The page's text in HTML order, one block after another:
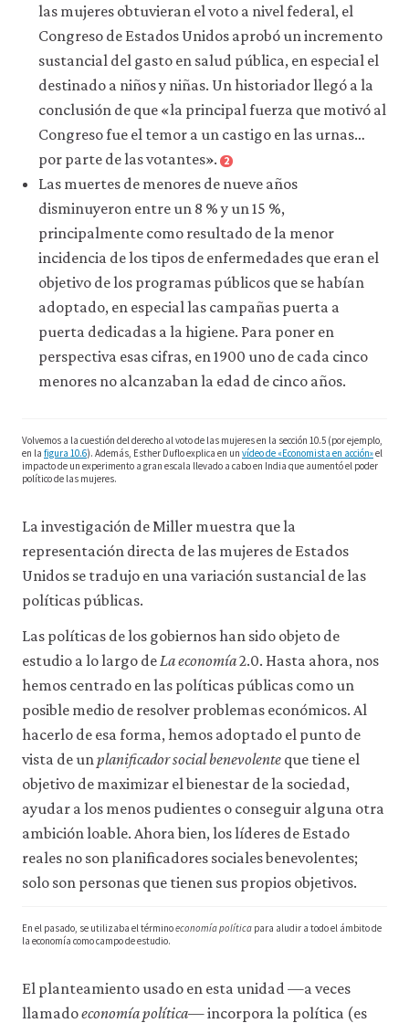
las mujeres obtuvieran el voto a nivel federal, el
Congreso de Estados Unidos aprobó un incremento
sustancial del gasto en salud pública, en especial el
destinado a niños y niñas. Un historiador llegó a la
conclusión de que «la principal fuerza que motivó al
Congreso fue el temor a un castigo en las urnas…
por parte de las votantes». 2
Las muertes de menores de nueve años
disminuyeron entre un 8 % y un 15 %,
principalmente como resultado de la menor
incidencia de los tipos de enfermedades que eran el
objetivo de los programas públicos que se habían
adoptado, en especial las campañas puerta a
puerta dedicadas a la higiene. Para poner en
perspectiva esas cifras, en 1900 uno de cada cinco
menores no alcanzaban la edad de cinco años.
Volvemos a la cuestión del derecho al voto de las mujeres en la sección 10.5 (por ejemplo,
en la figura 10.6). Además, Esther Duflo explica en un vídeo de «Economista en acción»el
impacto de un experimento a gran escala llevado a cabo en India que aumentó el poder
político de las mujeres.
La investigación de Miller muestra que la
representación directa de las mujeres de Estados
Unidos se tradujo en una variación sustancial de las
políticas públicas.
Las políticas de los gobiernos han sido objeto de
estudio a lo largo deLa economía2.0. Hasta ahora, nos
hemos centrado en las políticas públicas como un
posible medio de resolver problemas económicos. Al
hacerlo de esa forma, hemos adoptado el punto de
vista de unplanificador social benevolente que tiene el
objetivo de maximizar el bienestar de la sociedad,
ayudar a los menos pudientes o conseguir alguna otra
ambición loable. Ahora bien, los líderes de Estado
reales no son planificadores sociales benevolentes;
solo son personas que tienen sus propios objetivos.
En el pasado, se utilizaba el términoeconomía política para aludir a todo el ámbito de
la economía como campo de estudio.
El planteamiento usado en esta unidad —a veces
llamadoeconomía política— incorpora la política (es